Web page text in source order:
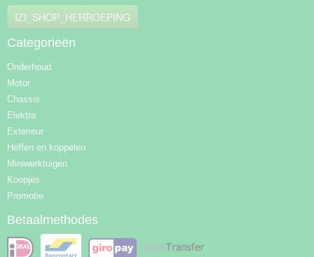
IZI_SHOP_HERROEPING
Categorieën
Onderhoud
Motor
Chassis
Elektra
Exterieur
Heffen en koppelen
Miniwerktuigen
Koopjes
Promotie
Betaalmethodes